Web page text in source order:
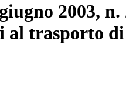
2003,
trasporto di